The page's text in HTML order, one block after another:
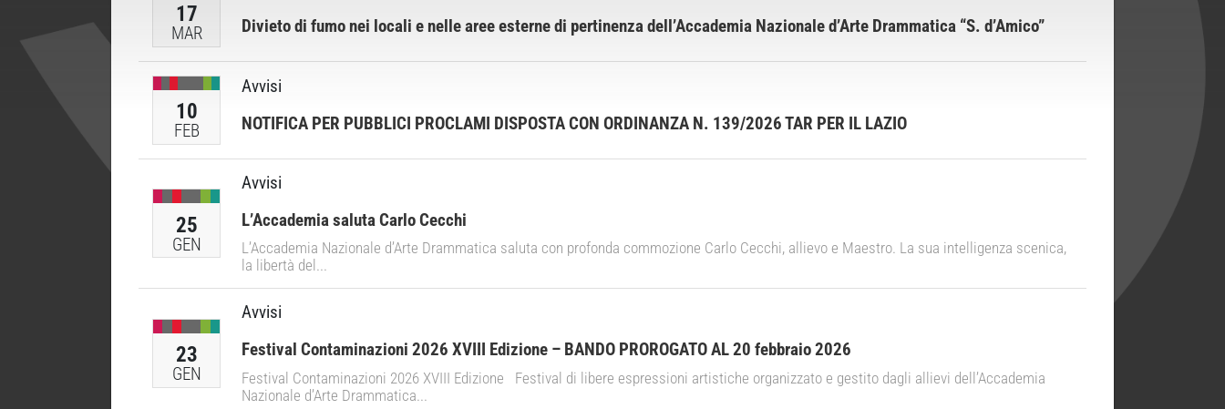
17
MAR
Divieto di fumo nei locali e nelle aree esterne di pertinenza dell’Accademia Nazionale d’Arte Drammatica “S. d’Amico”
10
FEB
Avvisi
NOTIFICA PER PUBBLICI PROCLAMI DISPOSTA CON ORDINANZA N. 139/2026 TAR PER IL LAZIO
25
GEN
Avvisi
L’Accademia saluta Carlo Cecchi
L’Accademia Nazionale d’Arte Drammatica saluta con profonda commozione Carlo Cecchi, allievo e Maestro. La sua intelligenza scenica,
la libertà del...
23
GEN
Avvisi
Festival Contaminazioni 2026 XVIII Edizione – BANDO PROROGATO AL 20 febbraio 2026
Festival Contaminazioni 2026 XVIII Edizione Festival di libere espressioni artistiche organizzato e gestito dagli allievi dell’Accademia
Nazionale d’Arte Drammatica...